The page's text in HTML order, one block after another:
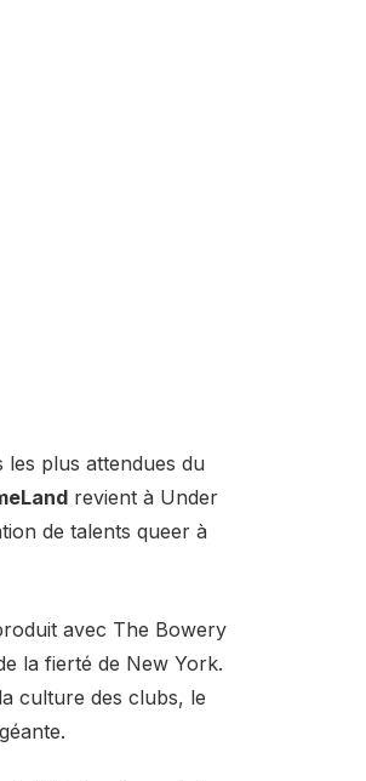
plus attendues du
revient à Under
de talents queer à
avec The Bowery
la fierté de New York.
culture des clubs, le